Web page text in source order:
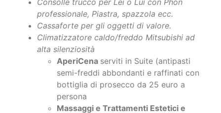
alta silenziosità
AperiCenaserviti in Suite (antipasti
semi-freddi abbondanti e raffinati con
bottiglia di prosecco da 25 euro a
persona
Massaggi e Trattamenti Estetici e
Benessere per Lei e per Lui in Suite :
Total Relax di1h a soli euro 55 a
persona